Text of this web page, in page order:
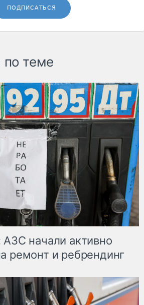
ПОДПИСАТЬСЯ
по теме
АЗС начали активно
ремонт и ребрендинг